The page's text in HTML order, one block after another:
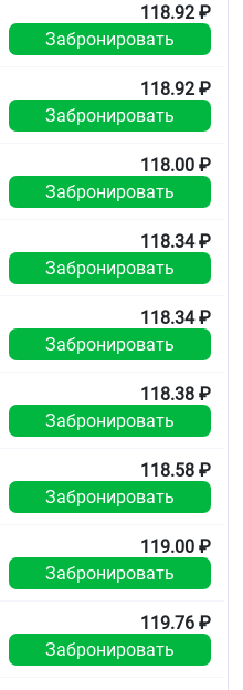
находящиеся на
118.92 ₽
Забронировать
118.92 ₽
Забронировать
118.00 ₽
Забронировать
118.34 ₽
Забронировать
118.34 ₽
Забронировать
118.38 ₽
Забронировать
118.58 ₽
Забронировать
119.00 ₽
Забронировать
119.76 ₽
Забронировать